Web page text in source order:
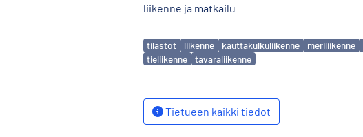
liikenne ja matkailu
Avainsanat
tilastot liikenne kauttakulkuliikenne meriliikenne
tieliikenne
tavaraliikenne
Tietueen kaikki tiedot